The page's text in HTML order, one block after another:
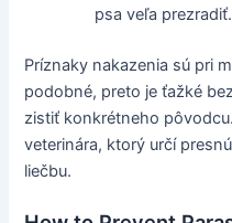
psa veľa prezradiť.
Príznaky nakazenia sú pri
podobné, preto je ťažké
zistiť konkrétneho
veterinára, ktorý určí
liečbu.